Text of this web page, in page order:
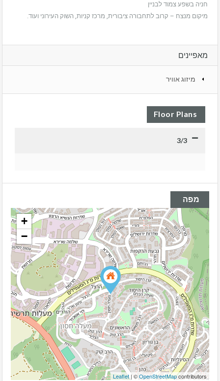
חניה בשפע צמוד לבניין
מיקום מנצח – קרוב לתחבורה ציבורית, מרכז קניות, השוק העירוני ועוד.
מאפיינים
מיזוג אוויר
Floor Plans
3/3
מפה
+
−
Leaflet| ©OpenStreetMapcontributors